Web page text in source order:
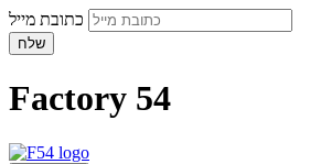
שלח
Factory 54